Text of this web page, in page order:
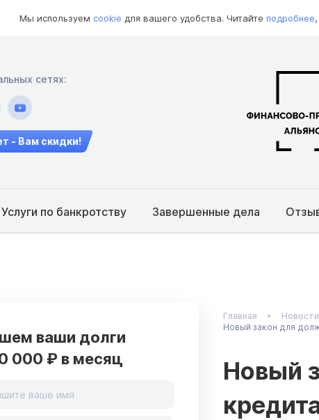
Мы используем cookie для вашего удобства. Читайте подробнее
сетях:
- Вам скидки!
Услуги по банкротству Завершенные дела
ваши долги
000 ₽ в месяц
Главная Новости
Новый закон для
Новый